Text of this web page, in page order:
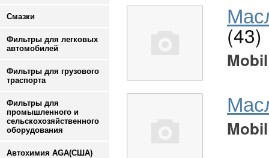
Смазки
Фильтры для легковых
автомобилей
Фильтры для грузового
траспорта
Фильтры для
промышленного и
сельскохозяйственного
оборудования
Автохимия AGA(США)
(43)
Mobil
Mobil